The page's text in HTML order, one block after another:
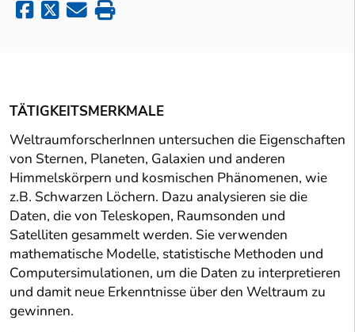
TÄTIGKEITSMERKMALE
WeltraumforscherInnen untersuchen die Eigenschaften
von Sternen, Planeten, Galaxien und anderen
Himmelskörpern und kosmischen Phänomenen, wie
z.B. Schwarzen Löchern. Dazu analysieren sie die
Daten, die von Teleskopen, Raumsonden und
Satelliten gesammelt werden. Sie verwenden
mathematische Modelle, statistische Methoden und
Computersimulationen, um die Daten zu interpretieren
und damit neue Erkenntnisse über den Weltraum zu
gewinnen.